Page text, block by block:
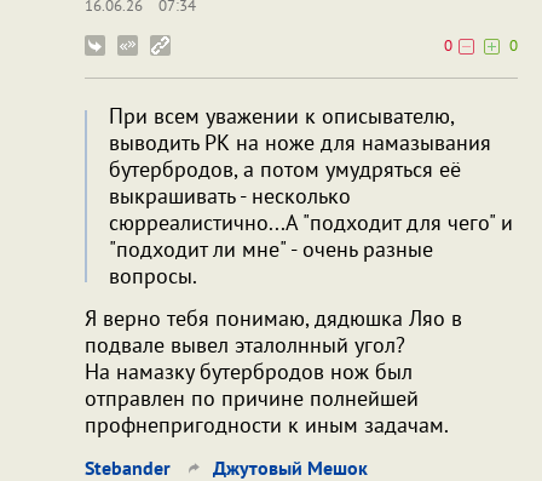
16.06.26
07:34
0
0
При всем уважении к описывателю,
выводить РК на ноже для намазывания
бутербродов, а потом умудряться её
выкрашивать - несколько
сюрреалистично...А "подходит для чего" и
"подходит ли мне" - очень разные
вопросы.
Я верно тебя понимаю, дядюшка Ляо в
подвале вывел эталолнный угол?
На намазку бутербродов нож был
отправлен по причине полнейшей
профнепригодности к иным задачам.
Stebander Джутовый Мешок